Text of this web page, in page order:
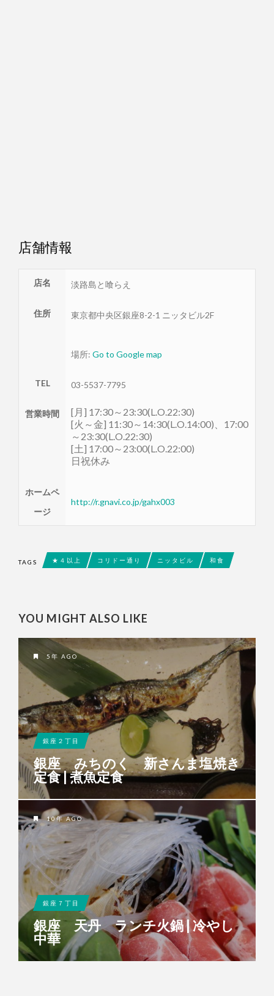
店舗情報
店名 淡路島と喰らえ
住所 東京都中央区銀座8-2-1 ニッタビル2F
場所: Go to Google map
TEL 03-5537-7795
営業時間
[月] 17:30～23:30(L.O.22:30)
[火～金] 11:30～14:30(L.O.14:00)、17:00
～23:30(L.O.22:30)
[土] 17:00～23:00(L.O.22:00)
日祝休み
ホームペ
ージ
http://r.gnavi.co.jp/gahx003
TAGS ★４以上 コリドー通り ニッタビル 和食
YOU MIGHT ALSO LIKE
5年 AGO
銀座２丁目
銀座 みちのく 新さんま塩焼き
定食 | 煮魚定食
10年 AGO
銀座７丁目
銀座 天丹 ランチ火鍋 | 冷やし
中華